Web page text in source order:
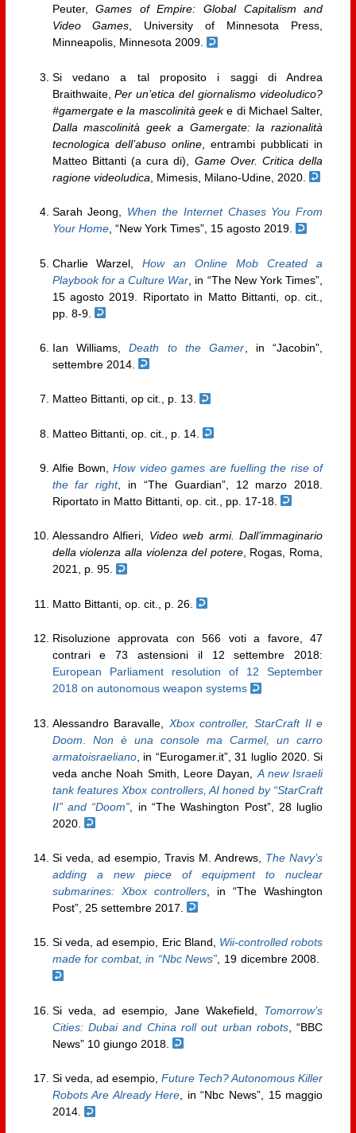
Peuter,Games of Empire: Global Capitalism and
Video Games, University of Minnesota Press,
Minneapolis, Minnesota 2009.
Si vedano a tal proposito i saggi di Andrea
Braithwaite,Per un’etica del giornalismo videoludico?
#gamergate e la mascolinità geeke di Michael Salter,
Dalla mascolinità geek a Gamergate: la razionalità
tecnologica dell’abuso online, entrambi pubblicati in
Matteo Bittanti (a cura di), Game Over. Critica della
ragione videoludica , Mimesis, Milano-Udine, 2020.
Sarah Jeong, When the Internet Chases You From
Your Home, “New York Times”, 15 agosto 2019.
Charlie Warzel,How an Online Mob Created a
Playbook for a Culture War , in “The New York Times”,
15 agosto 2019. Riportato in Matto Bittanti, op. cit.,
pp. 8-9.
Ian Williams,Death to the Gamer , in “Jacobin”,
settembre 2014.
Matteo Bittanti, op cit., p. 13.
Matteo Bittanti, op. cit., p. 14.
Alfie Bown,How video games are fuelling the rise of
the far right, in “The Guardian”, 12 marzo 2018.
Riportato in Matto Bittanti, op. cit., pp. 17-18.
Alessandro Alfieri, Video web armi. Dall’immaginario
della violenza alla violenza del potere, Rogas, Roma,
2021, p. 95.
Matto Bittanti, op. cit., p. 26.
Risoluzione approvata con 566 voti a favore, 47
contrari e 73 astensioni il 12 settembre 2018:
European Parliament resolution of 12 September
2018 on autonomous weapon systems
Alessandro Baravalle, Xbox controller, StarCraft II e
Doom
Non è una console ma Carmel, un carro
armatoisraeliano, in “Eurogamer.it”, 31 luglio 2020. Si
veda anche Noah Smith, Leore Dayan, A new Israeli
tank features Xbox controllers, AI honed by “StarCraft
II” and “Doom” , in “The Washington Post”, 28 luglio
2020.
Si veda, ad esempio, Travis M. Andrews, The Navy’s
adding a new piece of equipment to nuclear
submarines: Xbox controllers, in “The Washington
Post”, 25 settembre 2017.
Si veda, ad esempio, Eric Bland, Wii-controlled robots
made for combat, in “Nbc News”, 19 dicembre 2008.
Si veda, ad esempio, Jane Wakefield, Tomorrow’s
Cities: Dubai and China roll out urban robots, “BBC
News” 10 giungo 2018.
Si veda, ad esempio, Future Tech? Autonomous Killer
Robots Are Already Here, in “Nbc News”, 15 maggio
2014.